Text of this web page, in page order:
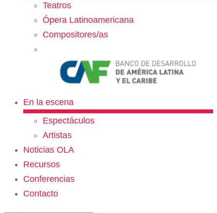
Teatros
Ópera Latinoamericana
Compositores/as
En la escena
Espectáculos
Artistas
Noticias OLA
Recursos
Conferencias
Contacto